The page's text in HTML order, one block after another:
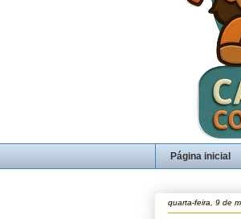
Página inicial
quarta-feira, 9 de